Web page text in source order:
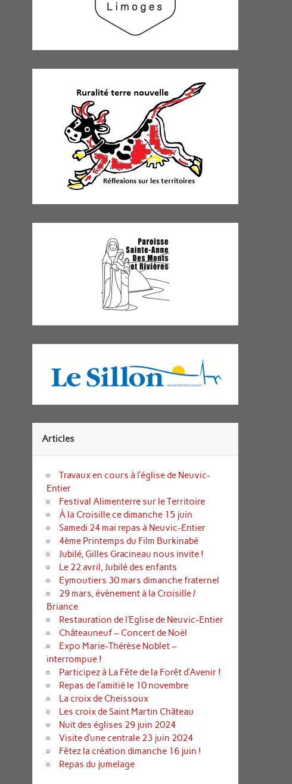
Articles
Travaux en cours à l’église de Neuvic-
Entier
Festival Alimenterre sur le Territoire
À la Croisille ce dimanche 15 juin
Samedi 24 mai repas à Neuvic-Entier
4ème Printemps du Film Burkinabé
Jubilé, Gilles Gracineau nous invite !
Le 22 avril, Jubilé des enfants
Eymoutiers 30 mars dimanche fraternel
29 mars, évènement à la Croisille /
Briance
Restauration de l’Eglise de Neuvic-Entier
Châteauneuf – Concert de Noël
Expo Marie-Thérèse Noblet –
interrompue !
Participez à La Fête de la Forêt d’Avenir !
Repas de l’amitié le 10 novembre
La croix de Cheissoux
Les croix de Saint Martin Château
Nuit des églises 29 juin 2024
Visite d’une centrale 23 juin 2024
Fêtez la création dimanche 16 juin !
Repas du jumelage